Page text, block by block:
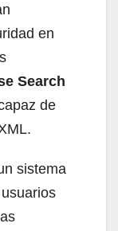
en
Search
de
sistema